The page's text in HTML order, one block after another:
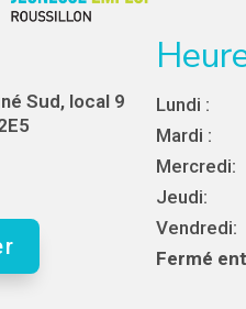
Sud, local 9
Lundi :
Mardi :
Mercredi:
Jeudi:
Vendredi:
Fermé